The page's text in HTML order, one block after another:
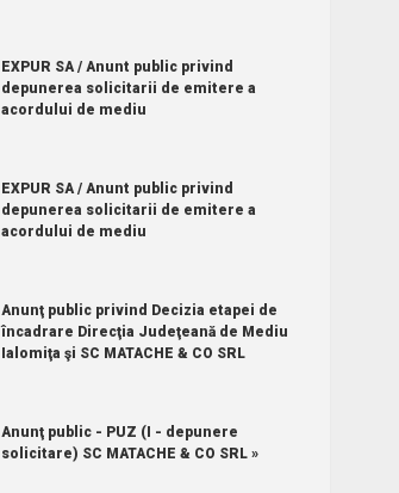
EXPUR SA / Anunt public privind
depunerea solicitarii de emitere a
acordului de mediu
EXPUR SA / Anunt public privind
depunerea solicitarii de emitere a
acordului de mediu
Anunţ public privind Decizia etapei de
încadrare Direcţia Judeţeană de Mediu
Ialomiţa şi SC MATACHE & CO SRL
Anunţ public - PUZ (I - depunere
solicitare) SC MATACHE & CO SRL »